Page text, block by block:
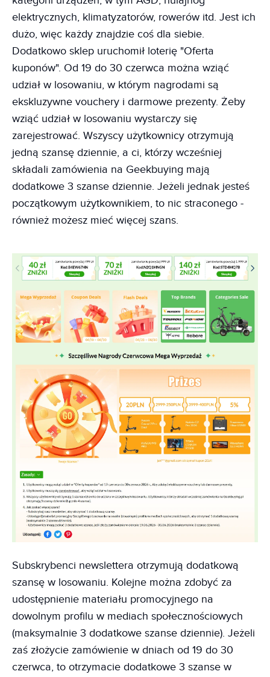
elektrycznych, klimatyzatorów, rowerów itd. Jest ich
dużo, więc każdy znajdzie coś dla siebie.
Dodatkowo sklep uruchomił loterię "Oferta
kuponów". Od 19 do 30 czerwca można wziąć
udział w losowaniu, w którym nagrodami są
ekskluzywne vouchery i darmowe prezenty. Żeby
wziąć udział w losowaniu wystarczy się
zarejestrować. Wszyscy użytkownicy otrzymują
jedną szansę dziennie, a ci, którzy wcześniej
składali zamówienia na Geekbuying mają
dodatkowe 3 szanse dziennie. Jeżeli jednak jesteś
początkowym użytkownikiem, to nic straconego -
również możesz mieć więcej szans.
Subskrybenci newslettera otrzymują dodatkową
szansę w losowaniu. Kolejne można zdobyć za
udostępnienie materiału promocyjnego na
dowolnym profilu w mediach społecznościowych
(maksymalnie 3 dodatkowe szanse dziennie). Jeżeli
zaś złożycie zamówienie w dniach od 19 do 30
czerwca, to otrzymacie dodatkowe 3 szanse w